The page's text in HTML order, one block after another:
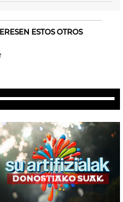
ESTOS OTROS